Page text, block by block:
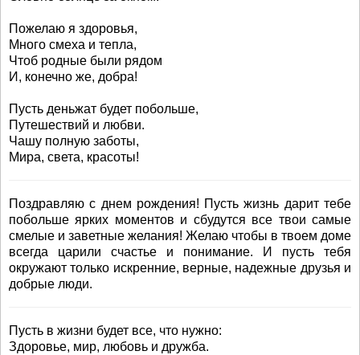
Пожелаю я здоровья,
Много смеха и тепла,
Чтоб родные были рядом
И, конечно же, добра!
Пусть деньжат будет побольше,
Путешествий и любви.
Чашу полную заботы,
Мира, света, красоты!
Поздравляю с днем рождения! Пусть жизнь дарит тебе
побольше ярких моментов и сбудутся все твои самые
смелые и заветные желания! Желаю чтобы в твоем доме
всегда царили счастье и понимание. И пусть тебя
окружают только искренние, верные, надежные друзья и
добрые люди.
Пусть в жизни будет все, что нужно:
Здоровье, мир, любовь и дружба.